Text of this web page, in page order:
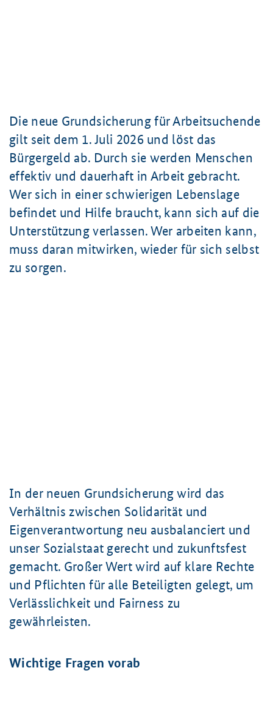
Die neue Grundsicherung für Arbeitsuchende
gilt seit dem 1. Juli 2026 und löst das
Bürgergeld ab. Durch sie werden Menschen
effektiv und dauerhaft in Arbeit gebracht.
Wer sich in einer schwierigen Lebenslage
befindet und Hilfe braucht, kann sich auf die
Unterstützung verlassen. Wer arbeiten kann,
muss daran mitwirken, wieder für sich selbst
zu sorgen.
In der neuen Grundsicherung wird das
Verhältnis zwischen Solidarität und
Eigenverantwortung neu ausbalanciert und
unser Sozialstaat gerecht und zukunftsfest
gemacht. Großer Wert wird auf klare Rechte
und Pflichten für alle Beteiligten gelegt, um
Verlässlichkeit und Fairness zu
gewährleisten.
Wichtige Fragen vorab